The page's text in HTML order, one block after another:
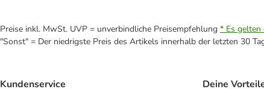
Preise inkl. MwSt. UVP = unverbindliche Preisempfehlung * Es gelten
"Sonst" = Der niedrigste Preis des Artikels innerhalb der letzten 30
Kundenservice Deine